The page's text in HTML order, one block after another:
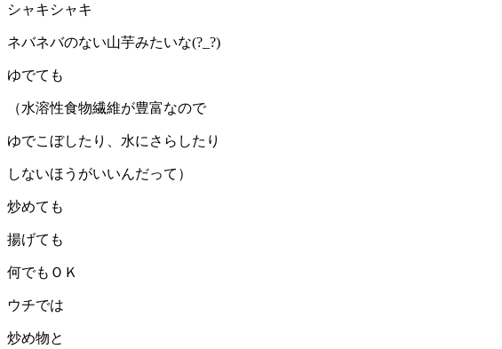
シャキシャキ
ネバネバのない山芋みたいな(?_?)
ゆでても
（水溶性食物繊維が豊富なので
ゆでこぼしたり、水にさらしたり
しないほうがいいんだって）
炒めても
揚げても
何でもＯＫ
ウチでは
炒め物と